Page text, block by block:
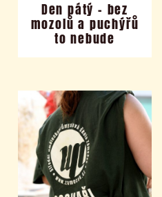
Den pátý – bez
mozolů a puchýřů
to nebude